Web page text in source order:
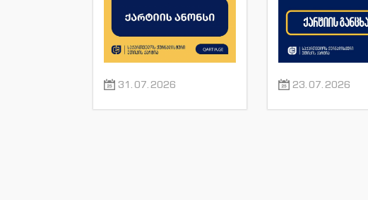
ჟურნალისტის მაკა
ანდრონიკაშვილის
წინააღმდეგ.
31.07.2026
მიმართ
23.07.2026